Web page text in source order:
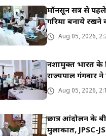
मॉनसून सत्र से
गरिमा बनाये रखने
Aug 05, 2026,
नशामुक्त भारत के
राज्यपाल गंगवार
Aug 05, 2026,
छात्र आंदोलन के
मुलाकात, JPSC-